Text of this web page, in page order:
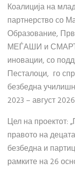
Коалиција на
партнерство со
Образование,
МЕЃАШИ и СМАРТ
иновации, со
Песталоци, го
безбедна
2023 – август
Цел на проектот:
правото на
безбедна и
рамките на 26